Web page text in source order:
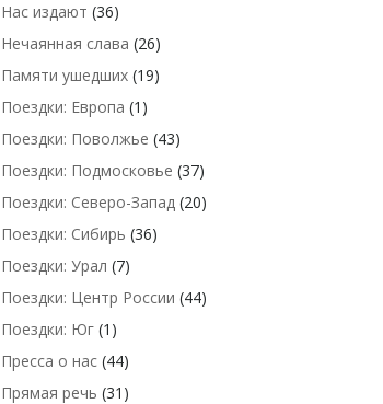
Нас издают (36)
Нечаянная слава (26)
Памяти ушедших (19)
Поездки: Европа (1)
Поездки: Поволжье (43)
Поездки: Подмосковье (37)
Поездки: Северо-Запад (20)
Поездки: Сибирь (36)
Поездки: Урал (7)
Поездки: Центр России (44)
Поездки: Юг (1)
Пресса о нас (44)
Прямая речь (31)